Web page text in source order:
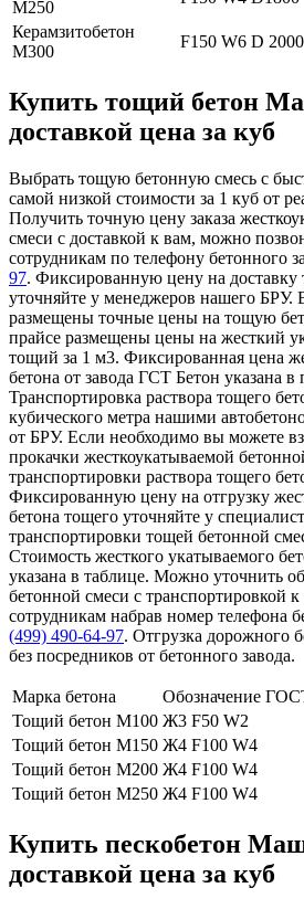
М250
Керамзитобетон
М300
F150 W6 D 2000
Купить тощий бетон
доставкой цена за куб
Выбрать тощую бетонную смесь с
самой низкой стоимости за 1 куб от
Получить точную цену заказа
смеси с доставкой к вам, можно
сотрудникам по телефону бетонного
97. Фиксированную цену на доставку
уточняйте у менеджеров нашего БРУ.
размещены точные цены на тощую
прайсе размещены цены на жесткий
тощий за 1 м3. Фиксированная цена
бетона от завода ГСТ Бетон указана в
Транспортировка раствора тощего
кубического метра нашими
от БРУ. Если необходимо вы можете
прокачки жесткоукатываемой
транспортировки раствора тощего
Фиксированную цену на отгрузку
бетона тощего уточняйте у
транспортировки тощей бетонной
Стоимость жесткого укатываемого
указана в таблице. Можно уточнить
бетонной смеси с транспортировкой
сотрудникам набрав номер телефона
(499) 490-64-97. Отгрузка дорожного
без посредников от бетонного завода.
Марка бетона Обозначение
Тощий бетон М100 Ж3 F50 W2
Тощий бетон М150 Ж4 F100 W4
Тощий бетон М200 Ж4 F100 W4
Тощий бетон М250 Ж4 F100 W4
Купить пескобетон
доставкой цена за куб